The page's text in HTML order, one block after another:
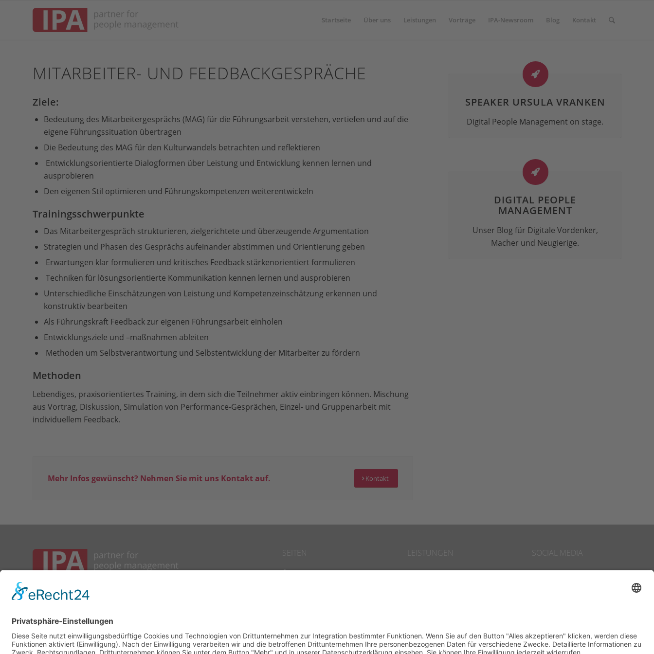
Startseite Über uns Leistungen Vorträge IPA-Newsroom Blog Kontakt
MITARBEITER- UND FEEDBACKGESPRÄCHE
Ziele:
Bedeutung des Mitarbeitergesprächs (MAG) für die Führungsarbeit verstehen, vertiefen und auf die
eigene Führungssituation übertragen
Die Bedeutung des MAG für den Kulturwandels betrachten und reflektieren
Entwicklungsorientierte Dialogformen über Leistung und Entwicklung kennen lernen und
ausprobieren
Den eigenen Stil optimieren und Führungskompetenzen weiterentwickeln
Trainingsschwerpunkte
Das Mitarbeitergespräch strukturieren, zielgerichtete und überzeugende Argumentation
Strategien und Phasen des Gesprächs aufeinander abstimmen und Orientierung geben
Erwartungen klar formulieren und kritisches Feedback stärkenorientiert formulieren
Techniken für lösungsorientierte Kommunikation kennen lernen und ausprobieren
Unterschiedliche Einschätzungen von Leistung und Kompetenzeinschätzung erkennen und
konstruktiv bearbeiten
Als Führungskraft Feedback zur eigenen Führungsarbeit einholen
Entwicklungsziele und –maßnahmen ableiten
Methoden um Selbstverantwortung und Selbstentwicklung der Mitarbeiter zu fördern
Methoden
Lebendiges, praxisorientiertes Training, in dem sich die Teilnehmer aktiv einbringen können. Mischung
aus Vortrag, Diskussion, Simulation von Performance-Gesprächen, Einzel- und Gruppenarbeit mit
individuellem Feedback.
Mehr Infos gewünscht? Nehmen Sie mit uns Kontakt auf. Kontakt
SPEAKER URSULA VRANKEN
Digital People Management on stage.
DIGITAL PEOPLE
MANAGEMENT
Unser Blog für Digitale Vordenker,
Macher und Neugierige.
IPA – Institut für
© IPA – Inh. Ursula Vranken
Lichtstrasse 21
50825 Köln
SEITEN
Über uns
Kontakt
LEISTUNGEN
Transformation
Business Coaching
SOCIAL MEDIA
LinkedIn
abonnieren